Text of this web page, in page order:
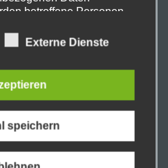
betroffene Personen
Verantwortlicher
organisatorische
um einen möglichst
über diese Internetseite
Daten
können Internetbasierte
Externe Dienste
speichern